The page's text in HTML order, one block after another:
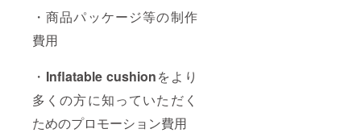
・商品パッケージ等の制作
費用
・ Inflatable cushionをより
多くの方に知っていただく
ためのプロモーション費用